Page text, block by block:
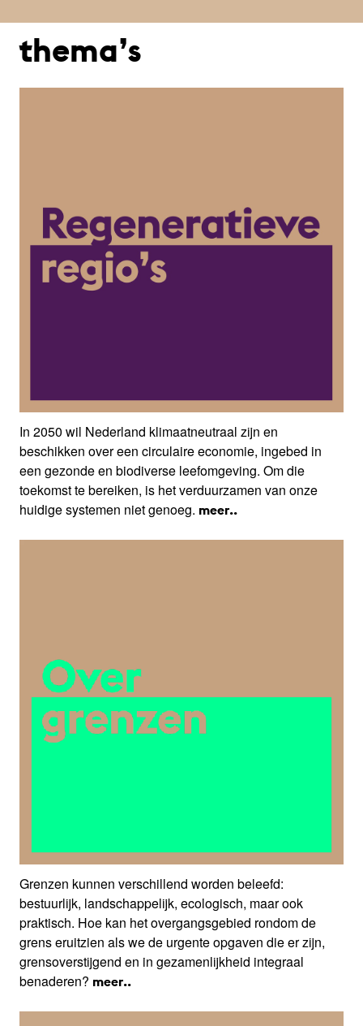
thema’s
In 2050 wil Nederland klimaatneutraal zijn en
beschikken over een circulaire economie, ingebed in
een gezonde en biodiverse leefomgeving. Om die
toekomst te bereiken, is het verduurzamen van onze
huidige systemen niet genoeg. meer..
Grenzen kunnen verschillend worden beleefd:
bestuurlijk, landschappelijk, ecologisch, maar ook
praktisch. Hoe kan het overgangsgebied rondom de
grens eruitzien als we de urgente opgaven die er zijn,
grensoverstijgend en in gezamenlijkheid integraal
benaderen? meer..